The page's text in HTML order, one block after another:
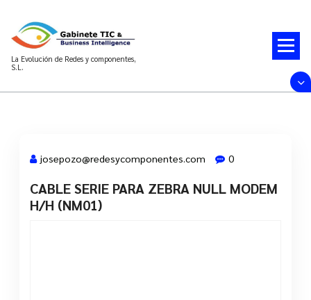
contenido
La Evolución de Redes y componentes,
S.L.
28 Mar, 2022
josepozo@redesycomponentes.com 0
CABLE SERIE PARA ZEBRA NULL MODEM
H/H (NM01)